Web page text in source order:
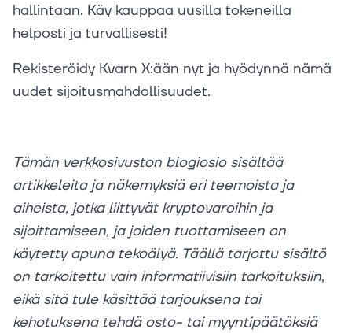
hallintaan. Käy kauppaa uusilla tokeneilla
helposti ja turvallisesti!
Rekisteröidy Kvarn X:ään nyt ja hyödynnä nämä
uudet sijoitusmahdollisuudet.
Tämän verkkosivuston blogiosio sisältää
artikkeleita ja näkemyksiä eri teemoista ja
aiheista, jotka liittyvät kryptovaroihin ja
sijoittamiseen, ja joiden tuottamiseen on
käytetty apuna tekoälyä. Täällä tarjottu sisältö
on tarkoitettu vain informatiivisiin tarkoituksiin,
eikä sitä tule käsittää tarjouksena tai
kehotuksena tehdä osto- tai myyntipäätöksiä